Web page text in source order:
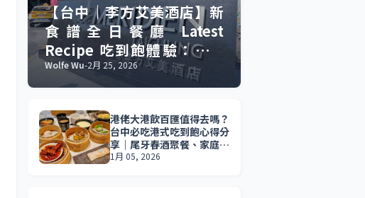
【台中｜李方艾美酒店】新
食譜全日餐廳 Latest
Recipe 吃到飽體驗：慶生
聚餐的美食與驚喜。
Wolfe Wu-2月 25, 2026
港佬大港飲百匯值得去嗎？
台中必吃港式吃到飽心得分
享｜尾牙春酒聚餐、家庭聚
會首選。
1月 05, 2026